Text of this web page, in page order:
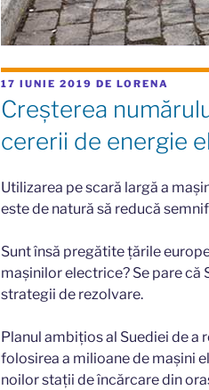
PUBLICAT
PE
17 IUNIE 2019 DE LORENA
Creșterea
cererii de energie
Utilizarea pe scară largă a
este de natură să reducă
Sunt însă pregătite țările
mașinilor electrice? Se pare
strategii de rezolvare.
Planul ambițios al Suediei de
folosirea a milioane de mașini
noilor stații de încărcare din